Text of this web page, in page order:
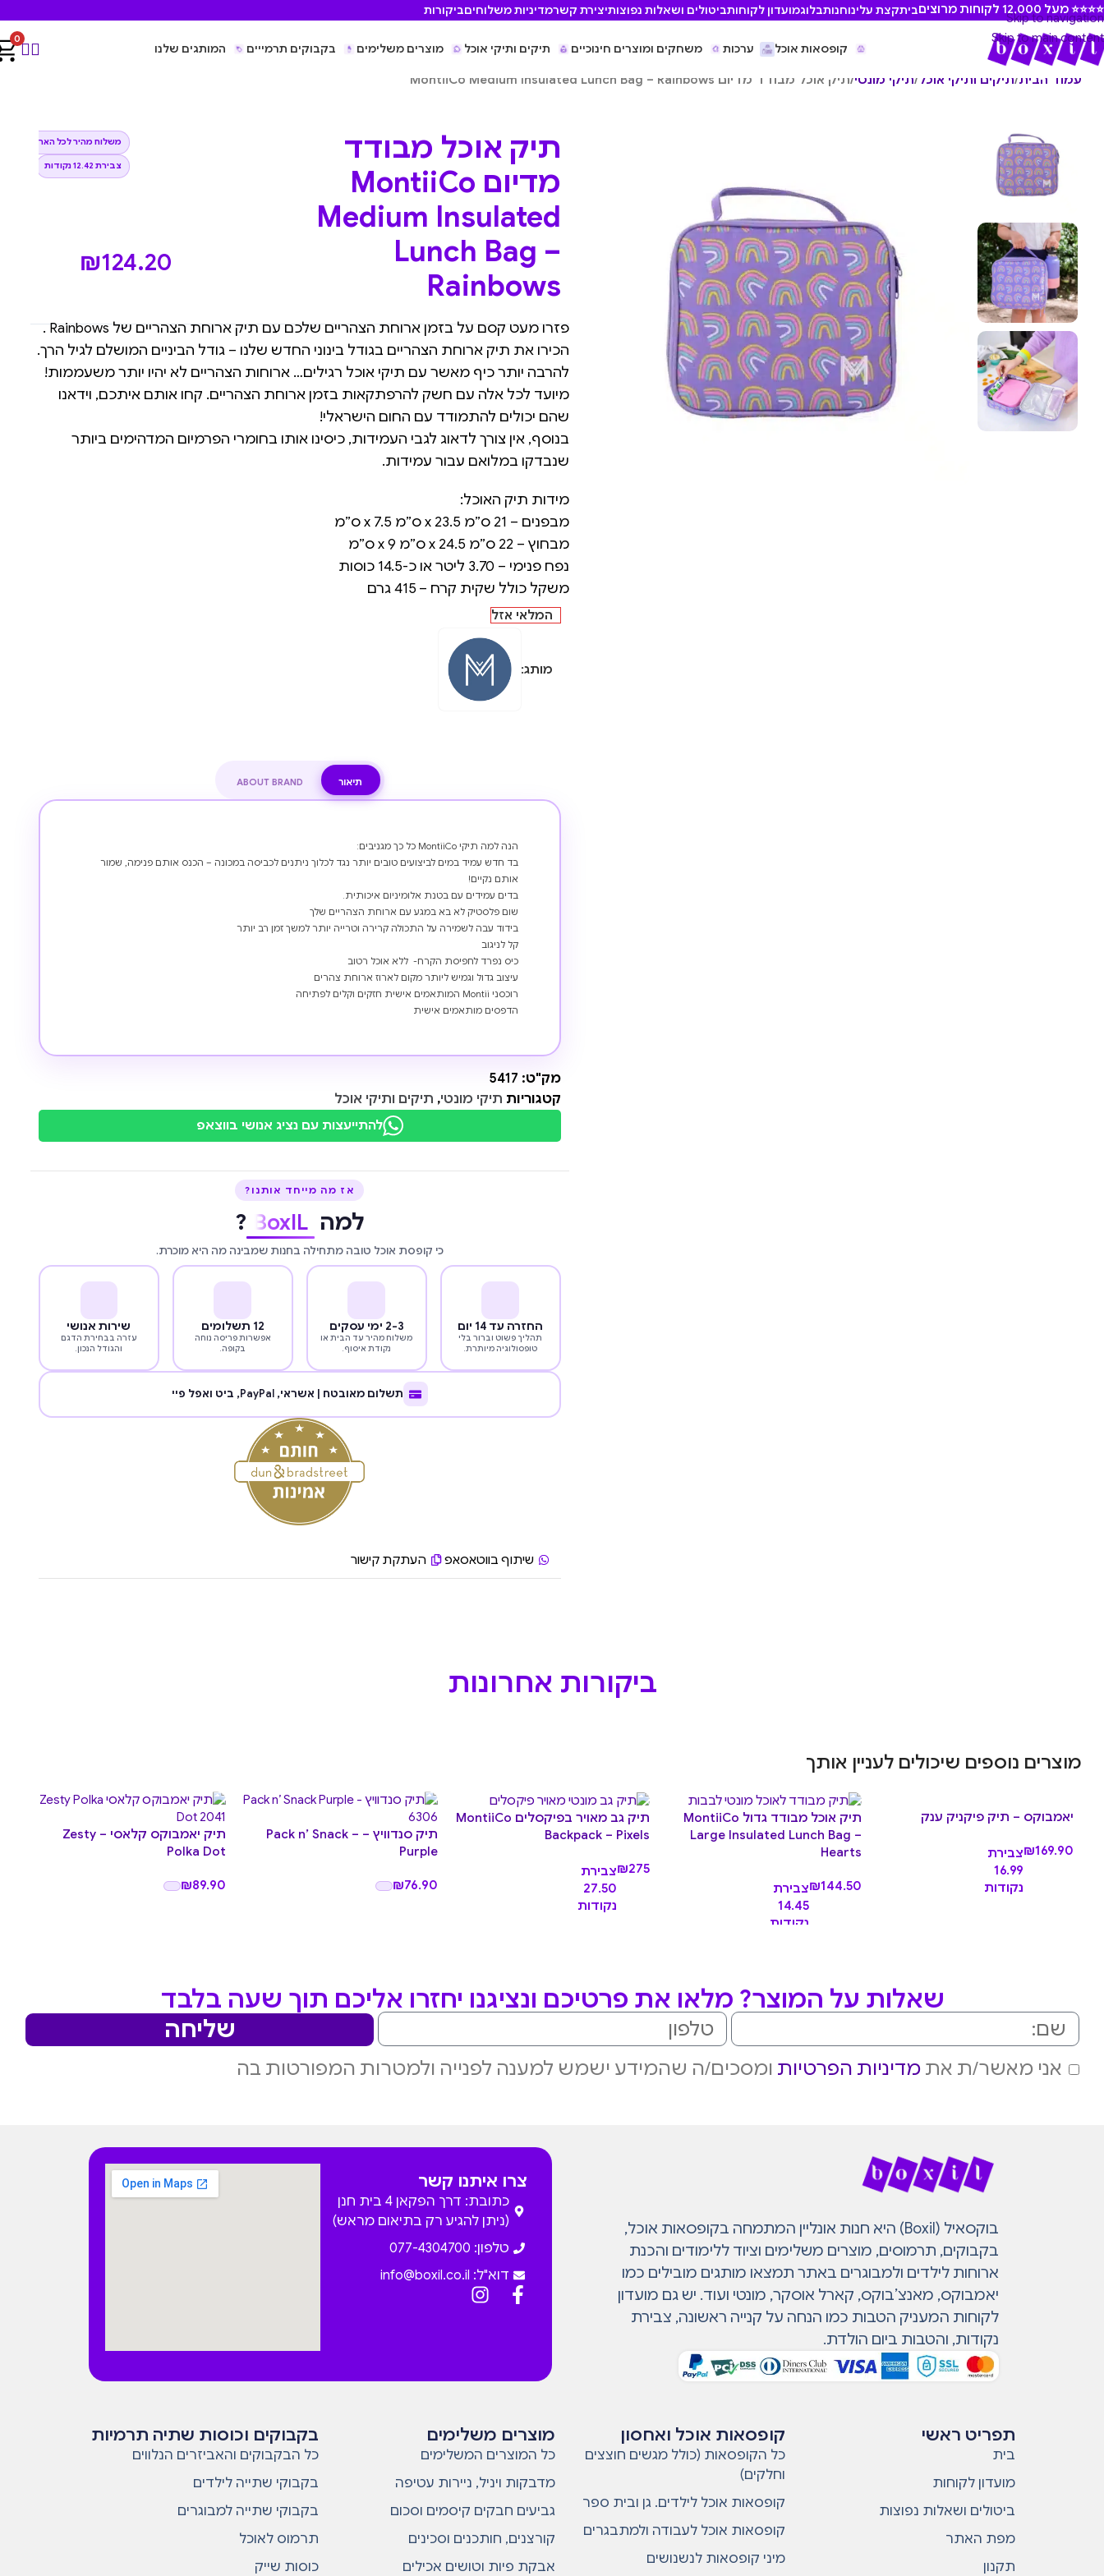
Skip to navigation
Skip to main content
מעל 12,000 לקוחות מרוצים ביתקצת עלינוחנותבלוגמועדון לקוחותביטולים ושאלות נפוצותיצירת קשרמדיניות משלוחיםביקורות
קופסאות אוכל ערכות משחקים ומוצרים חינוכיים תיקים ותיקי אוכל מוצרים משלימים בקבוקים תרמייים המותגים שלנו
0
עמוד הבית/תיקים ותיקי אוכל /תיקי מונטי/תיק אוכל מבודד מדיום MontiiCo Medium Insulated Lunch Bag – Rainbows
תיק אוכל מבודד
מדיום MontiiCo
Medium Insulated
Lunch Bag –
Rainbows
₪124.20
משלוח מהיר לכל הארץ
צבירת 12.42 נקודות
פזרו מעט קסם על בזמן ארוחת הצהריים שלכם עם תיק ארוחת הצהריים של Rainbows .
הכירו את תיק ארוחת הצהריים בגודל בינוני החדש שלנו – גודל הביניים המושלם לגיל הרך.
להרבה יותר כיף מאשר עם תיקי אוכל רגילים… ארוחות הצהריים לא יהיו יותר משעממות!
מיועד לכל אלה עם חשק להרפתקאות בזמן ארוחת הצהריים. קחו אותם איתכם, וידאנו
שהם יכולים להתמודד עם החום הישראלי!
בנוסף, אין צורך לדאוג לגבי העמידות, כיסינו אותו בחומרי הפרמיום המדהימים ביותר
שנבדקו במלואם עבור עמידות.
מידות תיק האוכל:
מבפנים – 21 ס”מ x 23.5 ס”מ x 7.5 ס”מ
מבחוץ – 22 ס”מ x 24.5 ס”מ x 9 ס”מ
נפח פנימי – 3.70 ליטר או כ-14.5 כוסות
משקל כולל שקית קרח – 415 גרם
המלאי אזל
מותג:
תיאור ABOUT BRAND
הנה למה תיקי MontiiCo כל כך מגניבים:
בד חדש עמיד במים לביצועים טובים יותר נגד לכלוך ניתנים לכביסה במכונה – הכנס אותם פנימה, שמור
אותם נקיים!
בדים עמידים עם בטנת אלומיניום איכותית.
שום פלסטיק לא בא במגע עם ארוחת הצהריים שלך
בידוד עבה לשמירה על התכולה קרירה וטרייה יותר למשך זמן רב יותר
קל לניגוב
כיס נפרד לחפיסת הקרח- ללא אוכל רטוב
עיצוב גדול וגמיש ליותר מקום לארוז ארוחת צהרים
רוכסני Montii המותאמים אישית חזקים וקלים לפתיחה
הדפסים מותאמים אישית
מק"ט: 5417
קטגוריות תיקי מונטי, תיקים ותיקי אוכל
להתייעצות עם נציג אנושי בווצאפ
אז מה מייחד אותנו?
למה BoxIL
?
כי קופסת אוכל טובה מתחילה בחנות שמבינה מה היא מוכרת.
החזרה עד 14 יום
תהליך פשוט וברור בלי
טופסולוגיה מיותרת.
2-3 ימי עסקים
משלוח מהיר עד הבית או
נקודת איסוף.
12 תשלומים
אפשרות פריסה נוחה
בקופה.
שירות אנושי
עזרה בבחירת הדגם
והגודל הנכון.
תשלום מאובטח | אשראי, PayPal, ביט ואפל פיי
שיתוף בווטאסאפ העתקת קישור
ביקורות אחרונות
מוצרים נוספים שיכולים לעניין אותך
יאמבוקס – תיק פיקניק ענק
₪169.90
צבירת
16.99
נקודות
תיק אוכל מבודד גדול MontiiCo
Large Insulated Lunch Bag –
Hearts
₪144.50
צבירת
14.45
נקודות
תיק גב מאויר בפיקסלים MontiiCo
Backpack – Pixels
₪275
צבירת
27.50
נקודות
תיק סנדוויץ – Pack n’ Snack –
Purple
₪76.90
תיק יאמבוקס קלאסי – Zesty
Polka Dot
₪89.90
שאלות על המוצר? מלאו את פרטיכם ונציגנו יחזרו אליכם תוך שעה בלבד
אני מאשר/ת את מדיניות הפרטיות ומסכים/ה שהמידע ישמש למענה לפנייה ולמטרות המפורטות בה
שליחה
בוקסאיל (Boxil) היא חנות אונליין המתמחה בקופסאות אוכל,
בקבוקים, תרמוסים, מוצרים משלימים וציוד ללימודים והכנת
ארוחות לילדים ולמבוגרים באתר תמצאו מותגים מובילים כמו
יאמבוקס, מאנצ’בוקס, קארל אוסקר, מונטי ועוד. יש גם מועדון
לקוחות המעניק הטבות כמו הנחה על קנייה ראשונה, צבירת
נקודות, והטבות ביום הולדת.
צרו איתנו קשר
כתובת: דרך הפקאן 4 בית חנן
(ניתן להגיע רק בתיאום מראש)
טלפון: 077-4304700
דוא"ל: info@boxil.co.il
תפריט ראשי
בית
מועדון לקוחות
ביטולים ושאלות נפוצות
מפת האתר
תקנון
קופסאות אוכל ואחסון
כל הקופסאות (כולל מגשים חוצצים
וחלקים)
קופסאות אוכל לילדים. גן ובית ספר
קופסאות אוכל לעבודה ולמתבגרים
מיני קופסאות לנשנושים
מוצרים משלימים
כל המוצרים המשלימים
מדבקות ויניל, ניירות עטיפה
גביעים חבקים קיסמים וסכום
קורצנים, חותכנים וסכינים
אבקת פיות וטושים אכילים
בקבוקים וכוסות שתיה תרמיות
כל הבקבוקים והאביזרים הנלווים
בקבוקי שתייה לילדים
בקבוקי שתייה למבוגרים
תרמוס לאוכל
כוסות שייק